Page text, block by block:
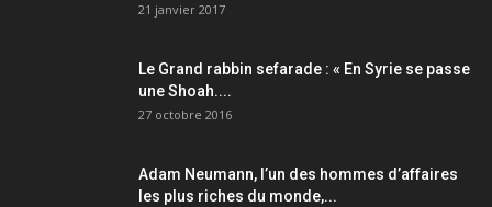
21 janvier 2017
Le Grand rabbin sefarade : « En Syrie se passe
une Shoah....
27 octobre 2016
Adam Neumann, l’un des hommes d’affaires
les plus riches du monde,...